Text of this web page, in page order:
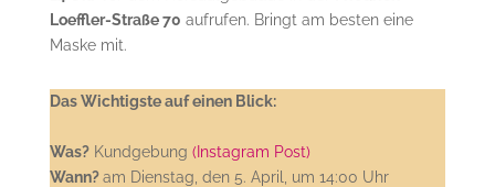
Loeffler-Straße 70 aufrufen. Bringt am besten eine
Maske mit.
Das Wichtigste auf einen Blick:
Was?Kundgebung (Instagram Post)
Wann?am Dienstag, den 5. April, um 14:00 Uhr